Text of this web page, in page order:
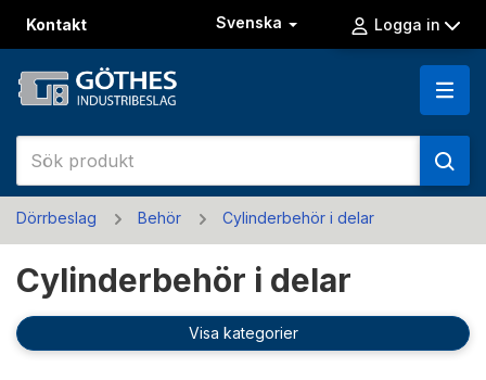
Kontakt Svenska Logga in
Dörrbeslag Behör Cylinderbehör i delar
Cylinderbehör i delar
Visa kategorier